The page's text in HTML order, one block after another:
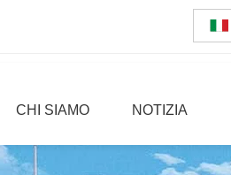
CHI SIAMO NOTIZIA